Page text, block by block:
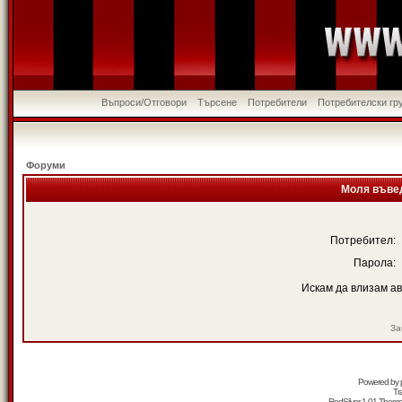
Въпроси/Отговори Търсене Потребители Потребителски
Форуми
Моля
Потребител:
Парола:
Искам да влизам
Powered by